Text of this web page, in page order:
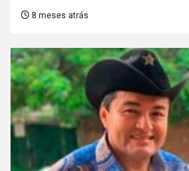
8 meses atrás